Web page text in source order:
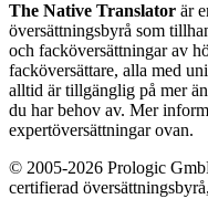
The Native Translator är
översättningsbyrå som
och facköversättningar av
facköversättare, alla med
alltid är tillgänglig på mer
du har behov av. Mer
expertöversättningar ovan.
© 2005-2026 Prologic
certifierad